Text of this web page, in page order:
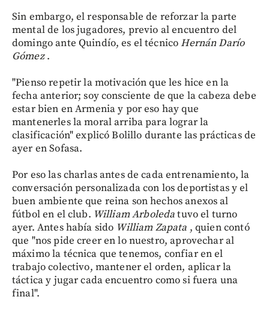
Sin embargo, el responsable de reforzar la parte
mental de los jugadores, previo al encuentro del
domingo ante Quindío, es el técnicoHernán Darío
Gómez.
"Pienso repetir la motivación que les hice en la
fecha anterior; soy consciente de que la cabeza debe
estar bien en Armenia y por eso hay que
mantenerles la moral arriba para lograr la
clasificación" explicó Bolillo durante las prácticas de
ayer en Sofasa.
Por eso las charlas antes de cada entrenamiento, la
conversación personalizada con los deportistas y el
buen ambiente que reina son hechos anexos al
fútbol en el club. William Arboledatuvo el turno
ayer. Antes había sido William Zapata , quien contó
que "nos pide creer en lo nuestro, aprovechar al
máximo la técnica que tenemos, confiar en el
trabajo colectivo, mantener el orden, aplicar la
táctica y jugar cada encuentro como si fuera una
final".